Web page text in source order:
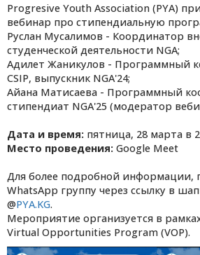
Progresive Youth Association (PYA)
вебинар про стипендиальную
Руслан Мусалимов - Координатор
студенческой деятельности NGA;
Адилет Жаникулов - Программный
CSIP, выпускник NGA'24;
Айана Матисаева - Программный
стипендиат NGA'25 (модератор
Дата и время: пятница, 28 марта в
Место проведения: Google Meet
Для более подробной информации,
WhatsApp группу через ссылку в
@PYA.KG.
Мероприятие организуется в
Virtual Opportunities Program (VOP).